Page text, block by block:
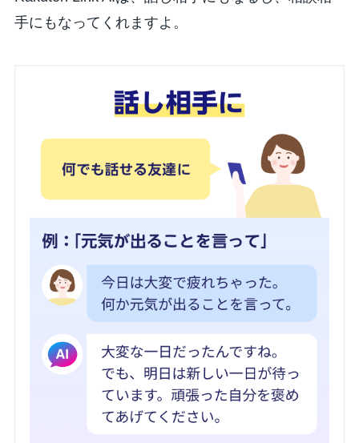
手にもなってくれますよ。